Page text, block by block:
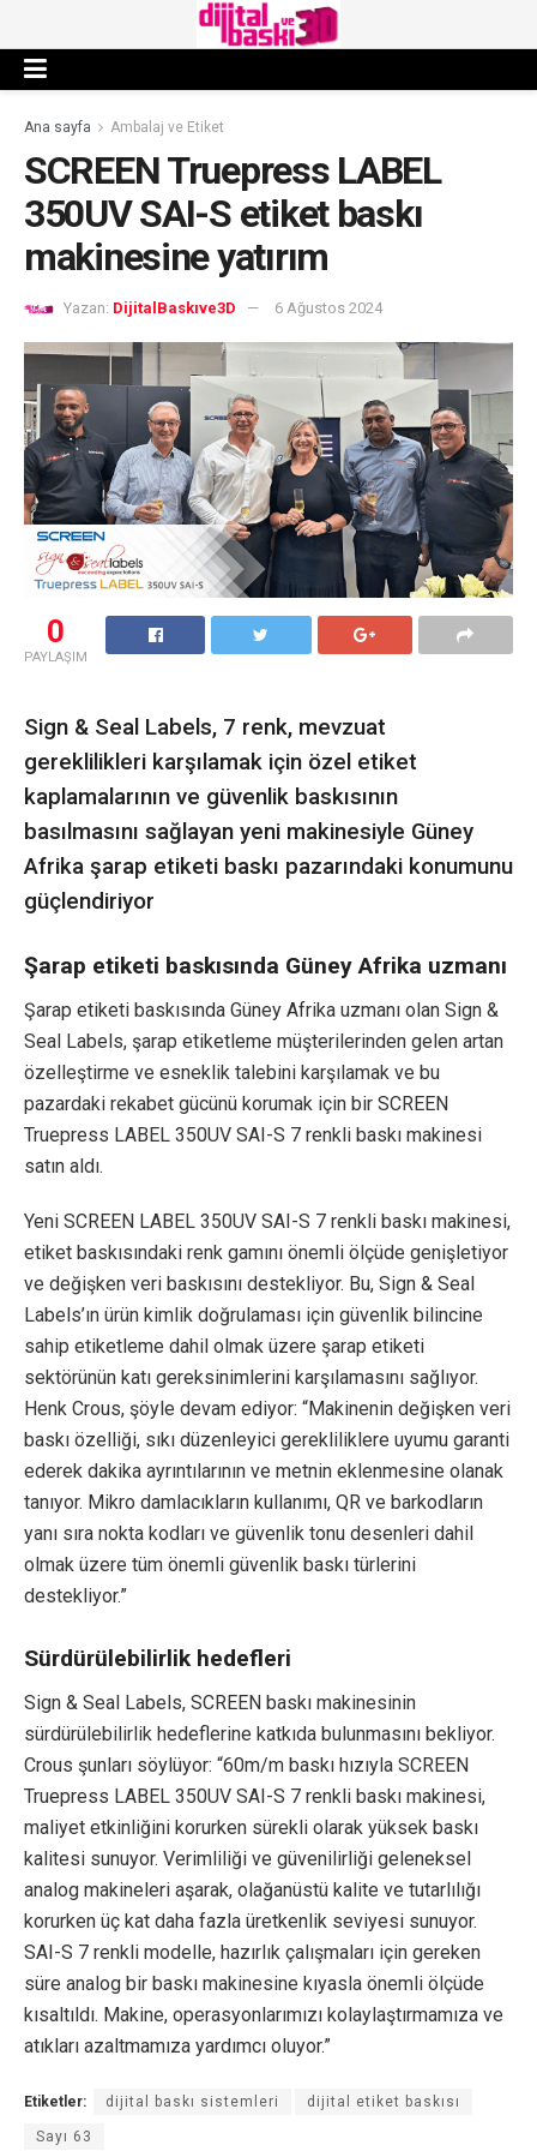
Ana sayfa Ambalaj ve Etiket
SCREEN Truepress LABEL
350UV SAI-S etiket baskı
makinesine yatırım
Yazan: DijitalBaskıve3D 6 Ağustos 2024
0
PAYLAŞIM
Sign & Seal Labels, 7 renk, mevzuat
gereklilikleri karşılamak için özel etiket
kaplamalarının ve güvenlik baskısının
basılmasını sağlayan yeni makinesiyle Güney
Afrika şarap etiketi baskı pazarındaki konumunu
güçlendiriyor
Şarap etiketi baskısında Güney Afrika uzmanı
Şarap etiketi baskısında Güney Afrika uzmanı olan Sign &
Seal Labels, şarap etiketleme müşterilerinden gelen artan
özelleştirme ve esneklik talebini karşılamak ve bu
pazardaki rekabet gücünü korumak için bir SCREEN
Truepress LABEL 350UV SAI-S 7 renkli baskı makinesi
satın aldı.
Yeni SCREEN LABEL 350UV SAI-S 7 renkli baskı makinesi,
etiket baskısındaki renk gamını önemli ölçüde genişletiyor
ve değişken veri baskısını destekliyor. Bu, Sign & Seal
Labels’ın ürün kimlik doğrulaması için güvenlik bilincine
sahip etiketleme dahil olmak üzere şarap etiketi
sektörünün katı gereksinimlerini karşılamasını sağlıyor.
Henk Crous, şöyle devam ediyor: “Makinenin değişken veri
baskı özelliği, sıkı düzenleyici gerekliliklere uyumu garanti
ederek dakika ayrıntılarının ve metnin eklenmesine olanak
tanıyor. Mikro damlacıkların kullanımı, QR ve barkodların
yanı sıra nokta kodları ve güvenlik tonu desenleri dahil
olmak üzere tüm önemli güvenlik baskı türlerini
destekliyor.”
Sürdürülebilirlik hedefleri
Sign & Seal Labels, SCREEN baskı makinesinin
sürdürülebilirlik hedeflerine katkıda bulunmasını bekliyor.
Crous şunları söylüyor: “60m/m baskı hızıyla SCREEN
Truepress LABEL 350UV SAI-S 7 renkli baskı makinesi,
maliyet etkinliğini korurken sürekli olarak yüksek baskı
kalitesi sunuyor. Verimliliği ve güvenilirliği geleneksel
analog makineleri aşarak, olağanüstü kalite ve tutarlılığı
korurken üç kat daha fazla üretkenlik seviyesi sunuyor.
SAI-S 7 renkli modelle, hazırlık çalışmaları için gereken
süre analog bir baskı makinesine kıyasla önemli ölçüde
kısaltıldı. Makine, operasyonlarımızı kolaylaştırmamıza ve
atıkları azaltmamıza yardımcı oluyor.”
Etiketler: dijital baskı sistemleri dijital etiket baskısı
Sayı 63